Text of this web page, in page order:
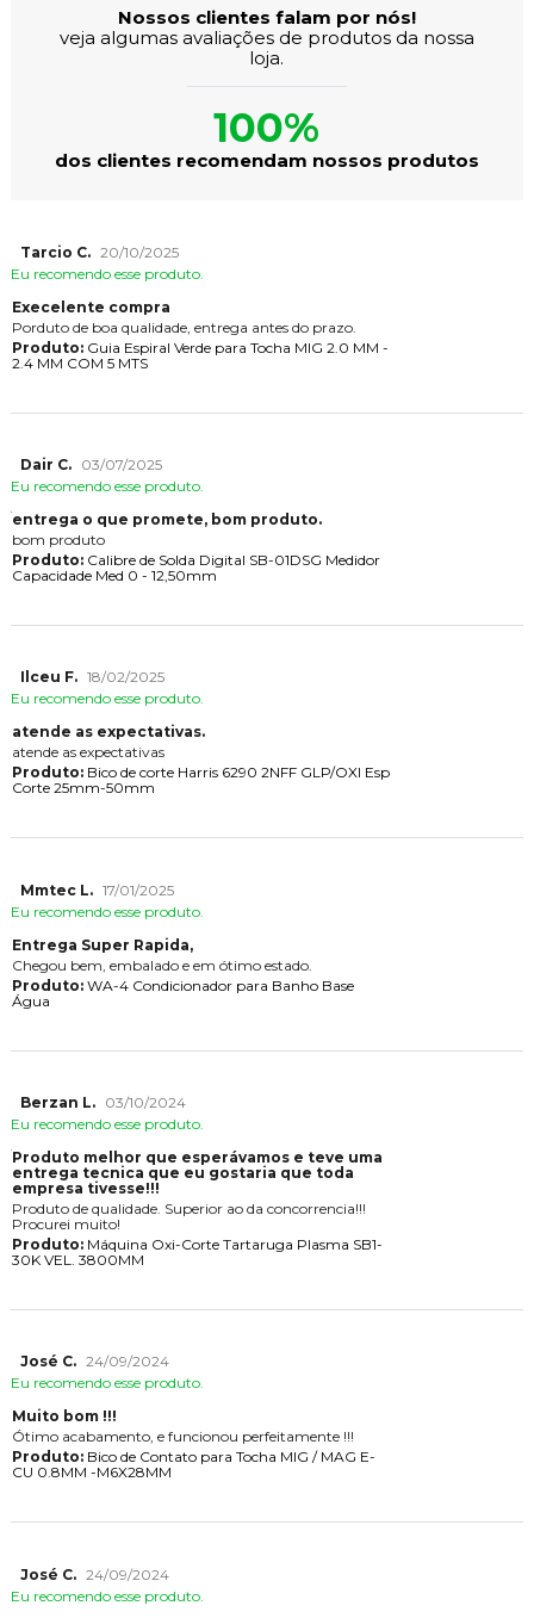
Nossos clientes falam por nós!
veja algumas avaliações de produtos da nossa
loja.
100%
dos clientes recomendam nossos produtos
Tarcio C. 20/10/2025
Eu recomendo esse produto.
Execelente compra
Porduto de boa qualidade, entrega antes do prazo.
Produto:Guia Espiral Verde para Tocha MIG 2.0 MM -
2.4 MM COM 5 MTS
Dair C.
03/07/2025
Eu recomendo esse produto.
entrega o que promete, bom produto.
bom produto
Produto:Calibre de Solda Digital SB-01DSG Medidor
Capacidade Med 0 - 12,50mm
Ilceu F. 18/02/2025
Eu recomendo esse produto.
atende as expectativas.
atende as expectativas
Produto:Bico de corte Harris 6290 2NFF GLP/OXI Esp
Corte 25mm-50mm
Mmtec L. 17/01/2025
Eu recomendo esse produto.
Entrega Super Rapida,
Chegou bem, embalado e em ótimo estado.
Produto:WA-4 Condicionador para Banho Base
Água
Berzan L.
03/10/2024
Eu recomendo esse produto.
Produto melhor que esperávamos e teve uma
entrega tecnica que eu gostaria que toda
empresa tivesse!!!
Produto de qualidade. Superior ao da concorrencia!!!
Procurei muito!
Produto:Máquina Oxi-Corte Tartaruga Plasma SB1-
30K VEL. 3800MM
José C. 24/09/2024
Eu recomendo esse produto.
Muito bom !!!
Ótimo acabamento, e funcionou perfeitamente !!!
Produto:Bico de Contato para Tocha MIG / MAG E-
CU 0.8MM -M6X28MM
José C. 24/09/2024
Eu recomendo esse produto.